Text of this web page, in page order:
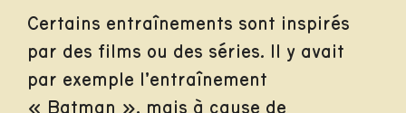
Certains entraînements sont inspirés
par des films ou des séries. Il y avait
par exemple l’entraînement
« Batman », mais à cause de